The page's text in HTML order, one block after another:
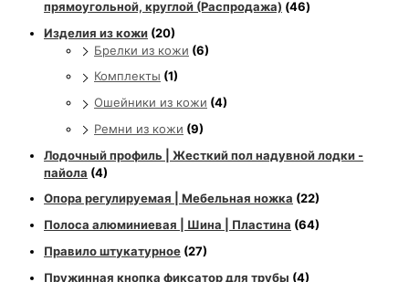
прямоугольной, круглой (Распродажа) (46)
Изделия из кожи (20)
Брелки из кожи (6)
Комплекты (1)
Ошейники из кожи (4)
Ремни из кожи (9)
Лодочный профиль | Жесткий пол надувной лодки -
пайола (4)
Опора регулируемая | Мебельная ножка (22)
Полоса алюминиевая | Шина | Пластина (64)
Правило штукатурное (27)
Пружинная кнопка фиксатор для трубы (4)